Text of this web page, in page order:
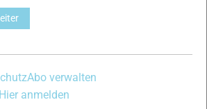
Abo verwalten
anmelden